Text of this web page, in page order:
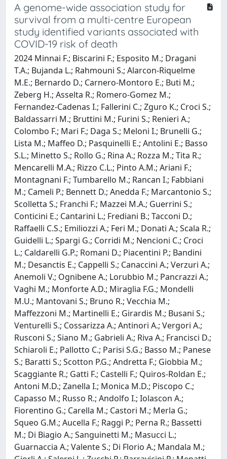
A genome-wide association study for
survival from a multi-centre European
study identified variants associated with
COVID-19 risk of death
2024 Minnai F.; Biscarini F.; Esposito M.; Dragani
T.A.; Bujanda L.; Rahmouni S.; Alarcon-Riquelme
M.E.; Bernardo D.; Carnero-Montoro E.; Buti M.;
Zeberg H.; Asselta R.; Romero-Gomez M.;
Fernandez-Cadenas I.; Fallerini C.; Zguro K.; Croci S.;
Baldassarri M.; Bruttini M.; Furini S.; Renieri A.;
Colombo F.; Mari F.; Daga S.; Meloni I.; Brunelli G.;
Lista M.; Maffeo D.; Pasquinelli E.; Antolini E.; Basso
S.L.; Minetto S.; Rollo G.; Rina A.; Rozza M.; Tita R.;
Mencarelli M.A.; Rizzo C.L.; Pinto A.M.; Ariani F.;
Montagnani F.; Tumbarello M.; Rancan I.; Fabbiani
M.; Cameli P.; Bennett D.; Anedda F.; Marcantonio S.;
Scolletta S.; Franchi F.; Mazzei M.A.; Guerrini S.;
Conticini E.; Cantarini L.; Frediani B.; Tacconi D.;
Raffaelli C.S.; Emiliozzi A.; Feri M.; Donati A.; Scala R.;
Guidelli L.; Spargi G.; Corridi M.; Nencioni C.; Croci
L.; Caldarelli G.P.; Romani D.; Piacentini P.; Bandini
M.; Desanctis E.; Cappelli S.; Canaccini A.; Verzuri A.;
Anemoli V.; Ognibene A.; Lorubbio M.; Pancrazzi A.;
Vaghi M.; Monforte A.D.; Miraglia F.G.; Mondelli
M.U.; Mantovani S.; Bruno R.; Vecchia M.;
Maffezzoni M.; Martinelli E.; Girardis M.; Busani S.;
Venturelli S.; Cossarizza A.; Antinori A.; Vergori A.;
Rusconi S.; Siano M.; Gabrieli A.; Riva A.; Francisci D.;
Schiaroli E.; Pallotto C.; Parisi S.G.; Basso M.; Panese
S.; Baratti S.; Scotton P.G.; Andretta F.; Giobbia M.;
Scaggiante R.; Gatti F.; Castelli F.; Quiros-Roldan E.;
Antoni M.D.; Zanella I.; Monica M.D.; Piscopo C.;
Capasso M.; Russo R.; Andolfo I.; Iolascon A.;
Fiorentino G.; Carella M.; Castori M.; Merla G.;
Squeo G.M.; Aucella F.; Raggi P.; Perna R.; Bassetti
M.; Di Biagio A.; Sanguinetti M.; Masucci L.;
Guarnaccia A.; Valente S.; Di Florio A.; Mandala M.;